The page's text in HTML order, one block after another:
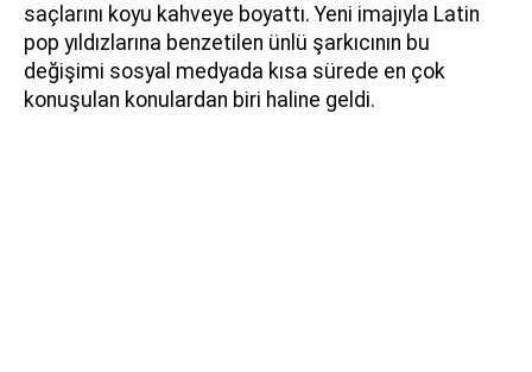
saçlarını koyu kahveye boyattı. Yeni imajıyla Latin
pop yıldızlarına benzetilen ünlü şarkıcının bu
değişimi sosyal medyada kısa sürede en çok
konuşulan konulardan biri haline geldi.